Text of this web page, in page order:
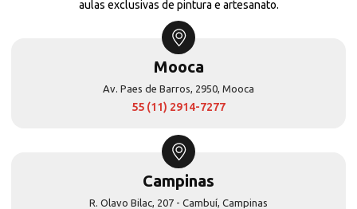
aulas exclusivas de pintura e artesanato.
Mooca
Av. Paes de Barros, 2950, Mooca
55 (11) 2914-7277
Campinas
R. Olavo Bilac, 207 - Cambuí, Campinas